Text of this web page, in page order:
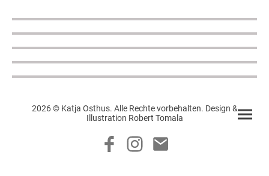
2026 © Katja Osthus. Alle Rechte vorbehalten. Design &
Illustration Robert Tomala